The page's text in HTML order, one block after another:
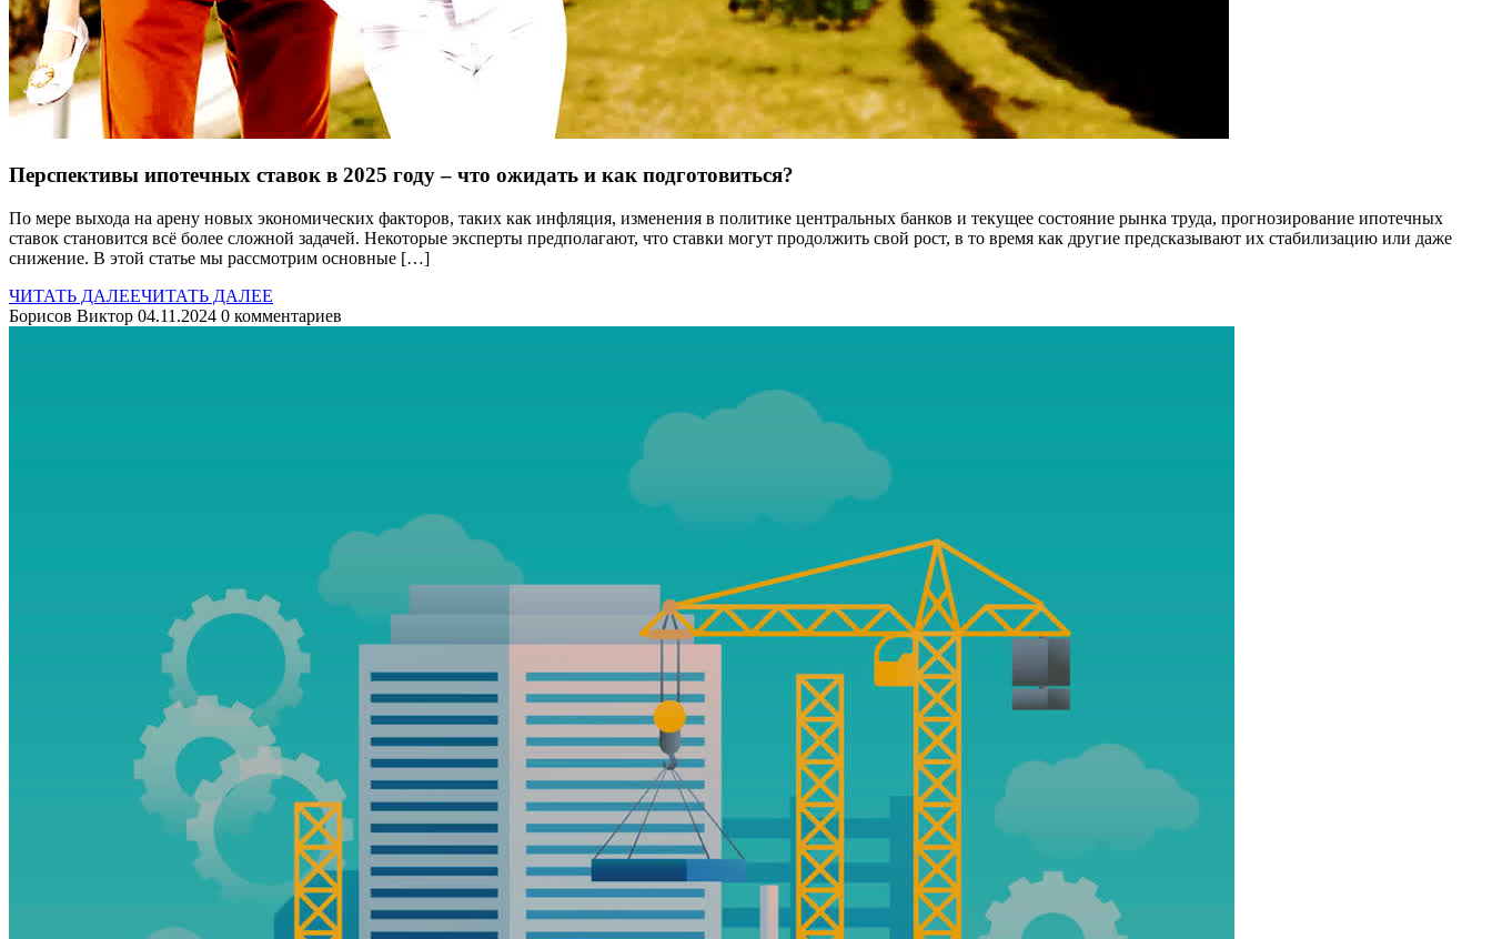
Перспективы ипотечных ставок в 2025 году – что ожидать и как подготовиться?
По мере выхода на арену новых экономических факторов, таких как инфляция, изменения в политике центральных банков и текущее состояние рынка труда, прогнозирование ипотечных
ставок становится всё более сложной задачей. Некоторые эксперты предполагают, что ставки могут продолжить свой рост, в то время как другие предсказывают их стабилизацию или даже
снижение. В этой статье мы рассмотрим основные […]
ЧИТАТЬ ДАЛЕЕЧИТАТЬ ДАЛЕЕ
Борисов Виктор 04.11.2024 0 комментариев